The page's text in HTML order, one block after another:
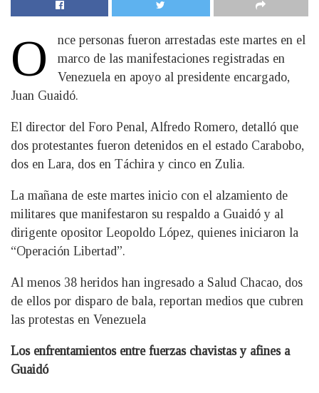
O
nce personas fueron arrestadas este martes en el
marco de las manifestaciones registradas en
Venezuela en apoyo al presidente encargado,
Juan Guaidó.
El director del Foro Penal, Alfredo Romero, detalló que
dos protestantes fueron detenidos en el estado Carabobo,
dos en Lara, dos en Táchira y cinco en Zulia.
La mañana de este martes inicio con el alzamiento de
militares que manifestaron su respaldo a Guaidó y al
dirigente opositor Leopoldo López, quienes iniciaron la
“Operación Libertad”.
Al menos 38 heridos han ingresado a Salud Chacao, dos
de ellos por disparo de bala, reportan medios que cubren
las protestas en Venezuela
Los enfrentamientos entre fuerzas chavistas y afines a
Guaidó